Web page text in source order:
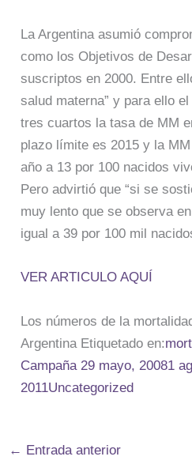
La Argentina asumió
como los Objetivos de
suscriptos en 2000. Entre
salud materna” y para ello
tres cuartos la tasa de MM
plazo límite es 2015 y la
año a 13 por 100 nacidos
Pero advirtió que “si se
muy lento que se observa
igual a 39 por 100 mil
VER ARTICULO AQUÍ
Los números de la
Argentina Etiquetado en:
Campaña 29 mayo, 20081
2011Uncategorized
← Entrada anterior